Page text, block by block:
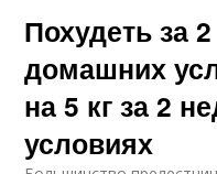
Похудеть за
домашних
на 5 кг за 2
условиях